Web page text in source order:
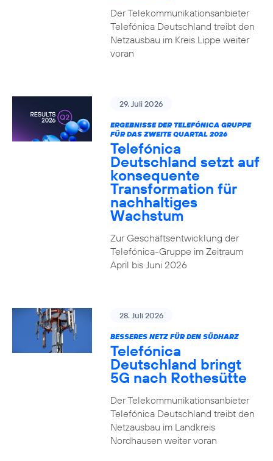
Der Telekommunikationsanbieter
Telefónica Deutschland treibt den
Netzausbau im Kreis Lippe weiter
voran
29. Juli 2026
ERGEBNISSE DER TELEFÓNICA GRUPPE
FÜR DAS ZWEITE QUARTAL 2026
Telefónica
Deutschland setzt auf
konsequente
Transformation für
nachhaltiges
Wachstum
Zur Geschäftsentwicklung der
Telefónica-Gruppe im Zeitraum
April bis Juni 2026
28. Juli 2026
BESSERES NETZ FÜR DEN SÜDHARZ
Telefónica
Deutschland bringt
5G nach Rothesütte
Der Telekommunikationsanbieter
Telefónica Deutschland treibt den
Netzausbau im Landkreis
Nordhausen weiter voran